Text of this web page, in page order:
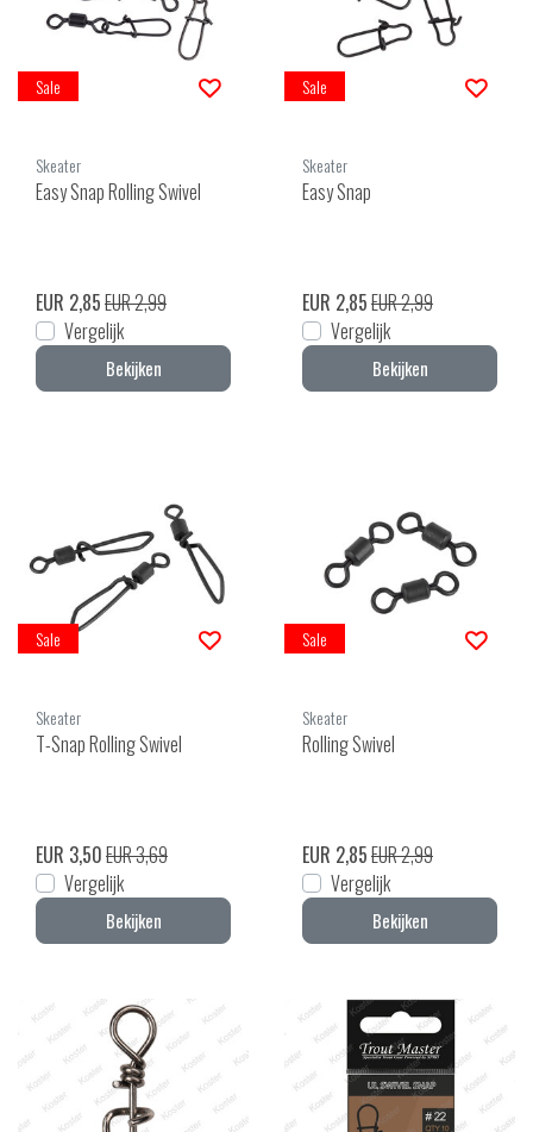
Sale
Skeater
Easy Snap Rolling Swivel
EUR 2,85EUR 2,99
Vergelijk
Bekijken
Sale
Skeater
Easy Snap
EUR 2,85EUR 2,99
Vergelijk
Bekijken
Sale
Skeater
T-Snap Rolling Swivel
EUR 3,50EUR 3,69
Vergelijk
Bekijken
Sale
Skeater
Rolling Swivel
EUR 2,85EUR 2,99
Vergelijk
Bekijken